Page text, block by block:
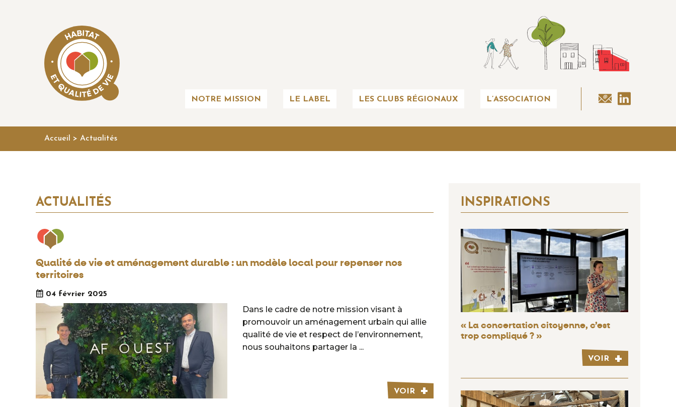
NOTRE MISSION LE LABEL LES CLUBS RÉGIONAUX L’ASSOCIATION
Accueil > Actualités
ACTUALITÉS
Qualité de vie et aménagement durable : un modèle local pour repenser nos
territoires
04 février 2025
Dans le cadre de notre mission visant à
promouvoir un aménagement urbain qui allie
qualité de vie et respect de l’environnement,
nous souhaitons partager la ...
VOIR
INSPIRATIONS
« La concertation citoyenne, c’est
trop compliqué ? »
VOIR